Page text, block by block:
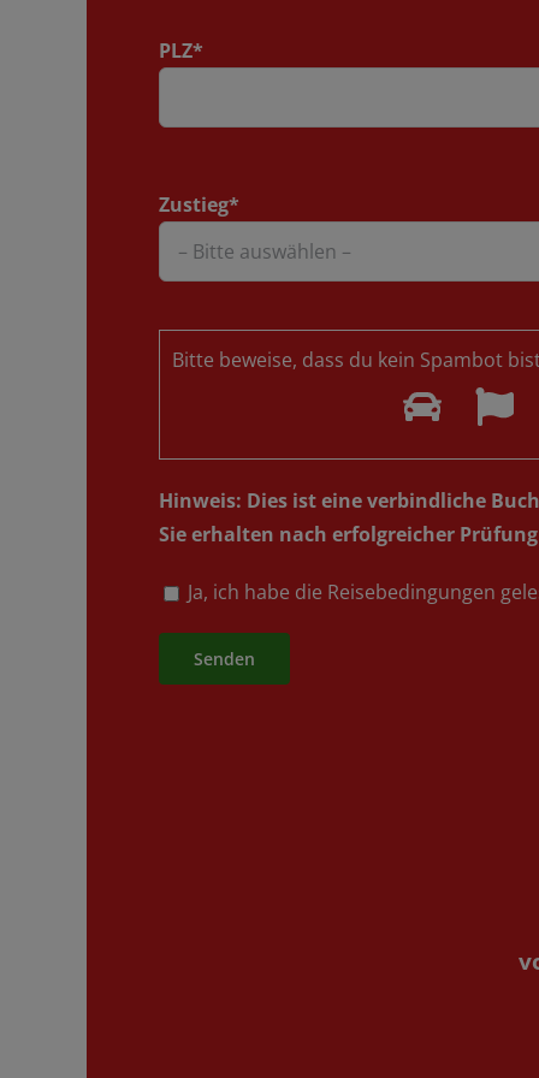
PLZ*
Zustieg*
Bitte beweise, dass du kein Spambot
Hinweis: Dies ist eine verbindliche
Sie erhalten nach erfolgreicher
Ja, ich habe die Reisebedingungen